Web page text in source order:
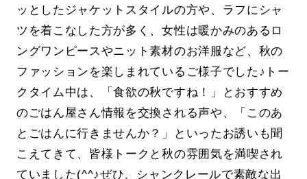
ッとしたジャケットスタイルの方や、ラフにシャ
ツを着こなした方が多く、女性は暖かみのあるロ
ングワンピースやニット素材のお洋服など、秋の
ファッションを楽しまれているご様子でした♪トー
クタイム中は、「食欲の秋ですね！」とおすすめ
のごはん屋さん情報を交換される声や、「このあ
とごはんに行きませんか？」といったお誘いも聞
こえてきて、皆様トークと秋の雰囲気を満喫され
ていました(^^♪ぜひ、シャンクレールで素敵な出